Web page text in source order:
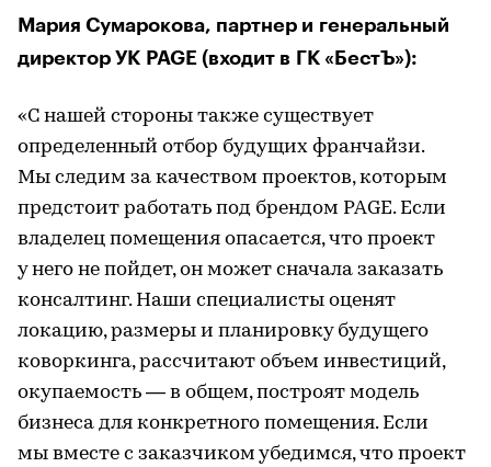
Мария Сумарокова, партнер и генеральный
директор УК PAGE (входит в ГК «БестЪ»):
«С нашей стороны также существует
определенный отбор будущих франчайзи.
Мы следим за качеством проектов, которым
предстоит работать под брендом PAGE. Если
владелец помещения опасается, что проект
у него не пойдет, он может сначала заказать
консалтинг. Наши специалисты оценят
локацию, размеры и планировку будущего
коворкинга, рассчитают объем инвестиций,
окупаемость — в общем, построят модель
бизнеса для конкретного помещения. Если
мы вместе с заказчиком убедимся, что проект